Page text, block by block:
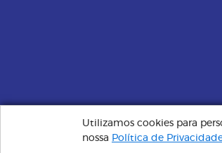
Plano Santa Saúde | Sempre
administrador.
Utilizamos cookies para
nossa Política de